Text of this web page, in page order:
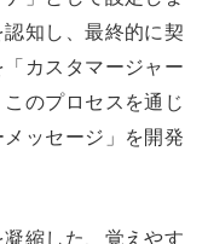
知し、最終的に契
カスタマージャー
のプロセスを通じ
ッセージ」を開発
縮した、覚えやす